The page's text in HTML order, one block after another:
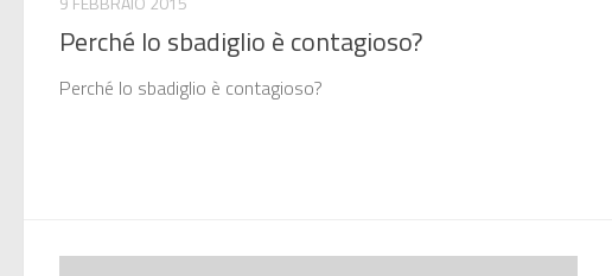
Perché lo sbadiglio è contagioso?
Perché lo sbadiglio è contagioso?